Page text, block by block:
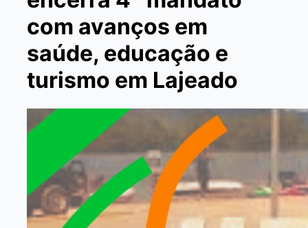
com avanços em
saúde, educação e
turismo em Lajeado